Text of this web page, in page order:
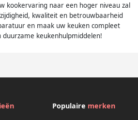
kookervaring naar een hoger niveau zal
kwaliteit en betrouwbaarheid
en maak uw keuken compleet
keukenhulpmiddelen!
Populaire merken